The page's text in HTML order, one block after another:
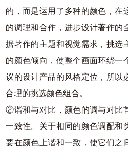
的，而是运用了多种的颜色，在
的调理和合作，进步设计著作的
据著作的主题和视觉需求，挑选
的颜色倾向，使整个画面环绕一
议的设计产品的风格定位，所以
合理的挑选颜色组合。
②谐和与对比，颜色的调与对比
一致性。关于相同的颜色调配和
要在颜色上谐和一致，使它们之